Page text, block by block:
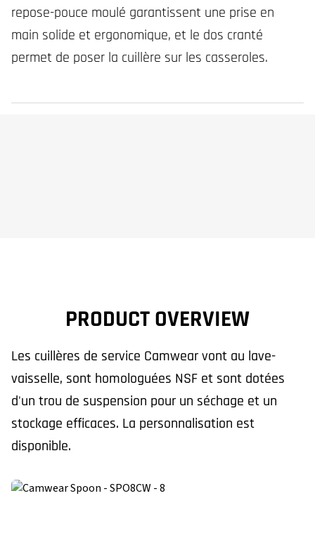
repose-pouce moulé garantissent une prise en
main solide et ergonomique, et le dos cranté
permet de poser la cuillère sur les casseroles.
PRODUCT OVERVIEW
Les cuillères de service Camwear vont au lave-
vaisselle, sont homologuées NSF et sont dotées
d'un trou de suspension pour un séchage et un
stockage efficaces. La personnalisation est
disponible.